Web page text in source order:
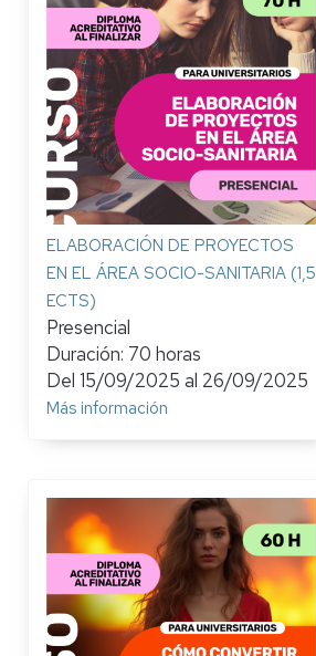
ELABORACIÓN DE PROYECTOS
EN EL ÁREA SOCIO-SANITARIA (1,5
ECTS)
Presencial
Duración: 70 horas
Del 15/09/2025 al 26/09/2025
Más información